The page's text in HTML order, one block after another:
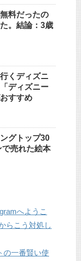
料だったの
。結論：3歳
くディズニ
ディズニー
すすめ
グトップ30
で売れた絵本
へようこ
らこう対処し
の一番賢い使